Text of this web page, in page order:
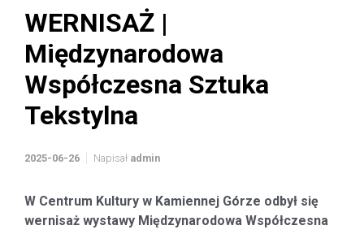
WERNISAŻ |
Międzynarodowa
Współczesna Sztuka
Tekstylna
2025-06-26 Napisał admin
W Centrum Kultury w Kamiennej Górze odbył się
wernisaż wystawy Międzynarodowa Współczesna